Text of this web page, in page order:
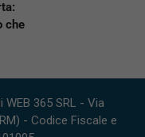
che
365 SRL - Via
- Codice Fiscale e